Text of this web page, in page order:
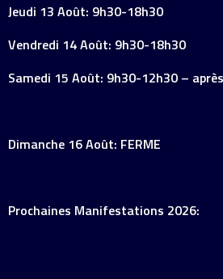
Jeudi 13 Août: 9h30-18h30
Vendredi 14 Août: 9h30-18h30
Samedi 15 Août: 9h30-12h30 –
Dimanche 16 Août: FERME
Prochaines Manifestations 2026: